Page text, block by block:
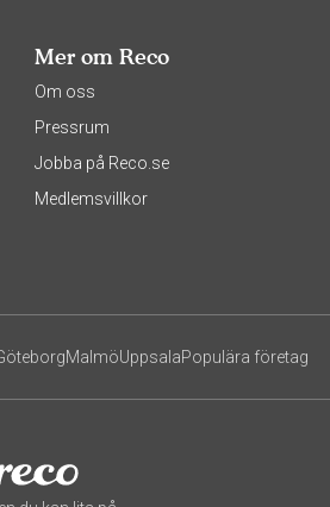
Mer om Reco
Om oss
Pressrum
Jobba på Reco.se
Medlemsvillkor
MalmöUppsalaPopulära företag